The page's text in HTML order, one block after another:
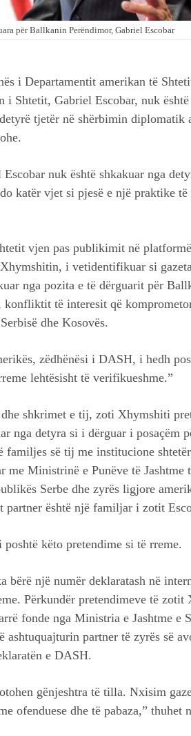
për Ballkanin Perëndimor, Gabriel Escobar
i Departamentit amerikan të
i Shtetit, Gabriel Escobar, nuk
tjetër në shërbimin diplomatik
nuk është shkakuar nga
katër vjet si pjesë e një praktike
vjen pas publikimit në
i vetidentifikuar si
nga pozita e të dërguarit për
konfliktit të interesit që
dhe Kosovës.
zëdhënësi i DASH, i hedh
lehtësisht të verifikueshme.”
shkrimet e tij, zoti Xhymshiti
nga detyra si i dërguar i posaçëm
familjes së tij me institucione
me Ministrinë e Punëve të Jashtme
Serbe dhe zyrës ligjore
është një familjar i zotit
këto pretendime si të rreme.
bërë një numër deklaratash në
Përkundër pretendimeve të zotit
fonde nga Ministria e Jashtme e
partner të zyrës së
e DASH.
gënjeshtra të tilla. Nxisim
ofenduese dhe të pabaza,” thuhet